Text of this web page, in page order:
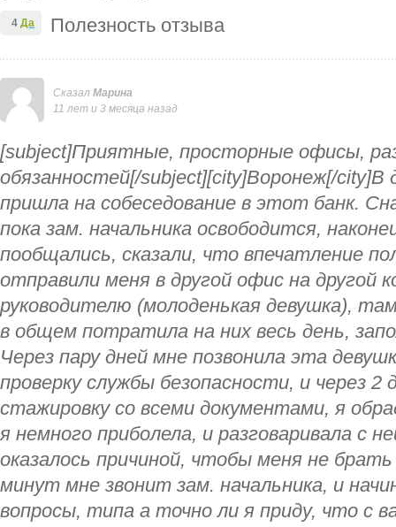
Полезность отзыва
4 Да
Сказал Марина
11 лет и 3 месяца назад
[subject]Приятные, просторные офисы,
обязанностей[/subject][city]Воронеж[/city]В
пришла на собеседование в этот банк.
пока зам. начальника освободится,
пообщались, сказали, что впечатление
отправили меня в другой офис на другой
руководителю (молоденькая девушка),
в общем потратила на них весь день,
Через пару дней мне позвонила эта
проверку службы безопасности, и через
стажировку со всеми документами, я
я немного приболела, и разговаривала с
оказалось причиной, чтобы меня не
минут мне звонит зам. начальника, и
вопросы, типа а точно ли я приду, что с